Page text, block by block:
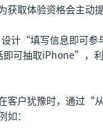
取体验资格会主动提
计“填写信息即可参
可抽取iPhone”，
客户犹豫时，通过
：